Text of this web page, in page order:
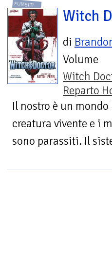
FUMETTI
Witch
di
Volume
Witch
Reparto
Il nostro è un
creatura vivente e i
sono parassiti. Il